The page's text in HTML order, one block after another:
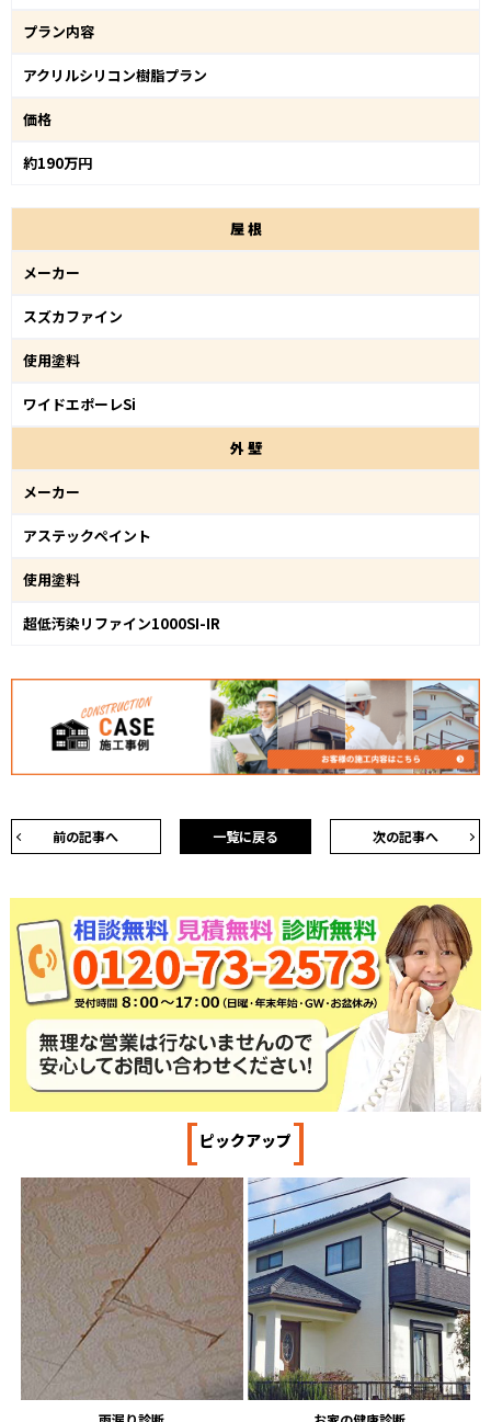
プラン内容
アクリルシリコン樹脂プラン
価格
約190万円
屋根
メーカー
スズカファイン
使用塗料
ワイドエポーレSi
外壁
メーカー
アステックペイント
使用塗料
超低汚染リファイン1000SI-IR
前の記事へ 次の記事へ
一覧に戻る
[ピックアップ]